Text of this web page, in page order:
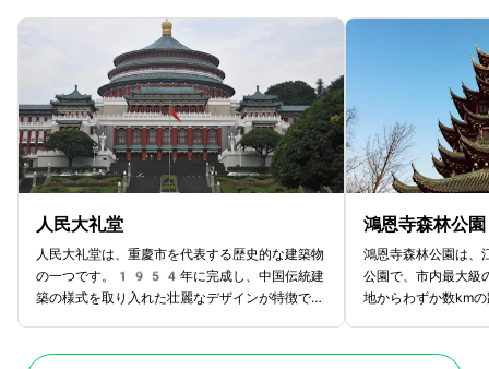
人民大礼堂
人民大礼堂は、重慶市を代表する歴史的な建築物
の一つです。1954年に完成し、中国伝統建
築の様式を取り入れた壮麗なデザインが特徴で
ころです。建物の高さは約65m、総面積は約
鴻恩寺森林公園
鴻恩寺森林公園は、
公園で、市内最大級
地からわずか数km
立っている歴史あ